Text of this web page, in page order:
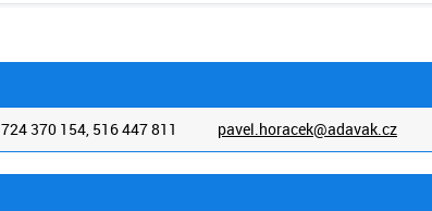
724 370 154, 516 447 811 pavel.horacek@adavak.cz